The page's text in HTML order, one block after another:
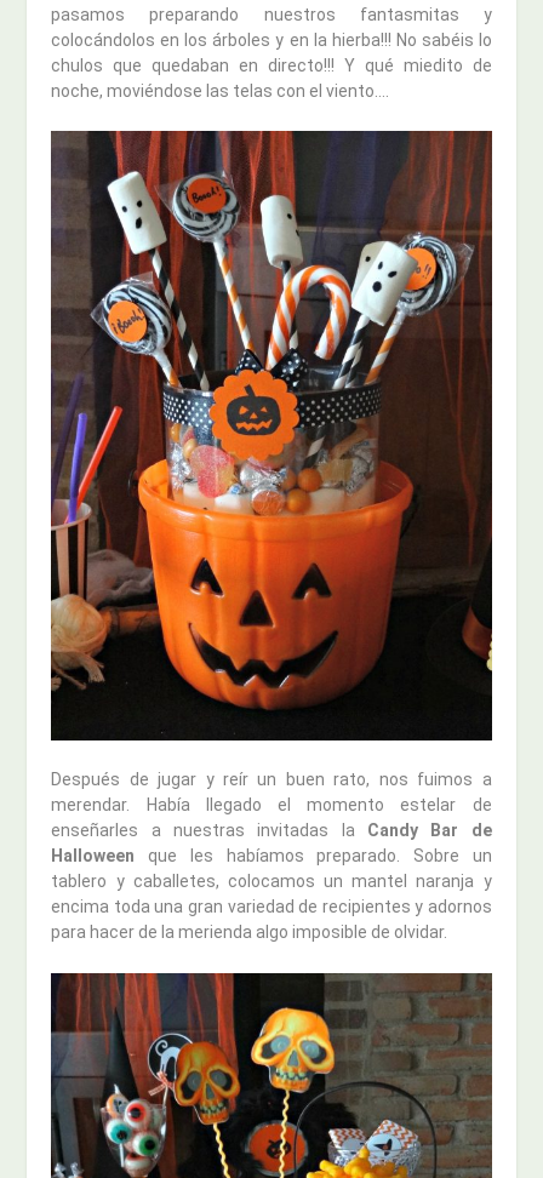
pasamos preparando nuestros fantasmitas y
colocándolos en los árboles y en la hierba!!! No sabéis lo
chulos que quedaban en directo!!! Y qué miedito de
noche, moviéndose las telas con el viento….
Después de jugar y reír un buen rato, nos fuimos a
merendar. Había llegado el momento estelar de
enseñarles a nuestras invitadas la Candy Bar de
Halloween que les habíamos preparado. Sobre un
tablero y caballetes, colocamos un mantel naranja y
encima toda una gran variedad de recipientes y adornos
para hacer de la merienda algo imposible de olvidar.